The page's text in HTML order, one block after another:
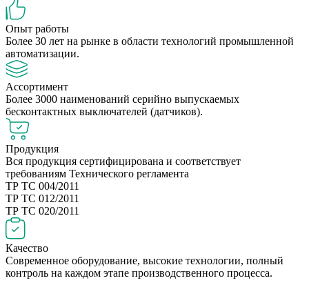
Опыт работы
Более 30 лет на рынке в области технологий промышленной
автоматизации.
Ассортимент
Более 3000 наименований серийно выпускаемых
бесконтактных выключателей (датчиков).
Продукция
Вся продукция сертифицирована и соответствует
требованиям Технического регламента
ТР ТС 004/2011
ТР ТС 012/2011
ТР ТС 020/2011
Качество
Современное оборудование, высокие технологии, полный
контроль на каждом этапе производственного процесса.